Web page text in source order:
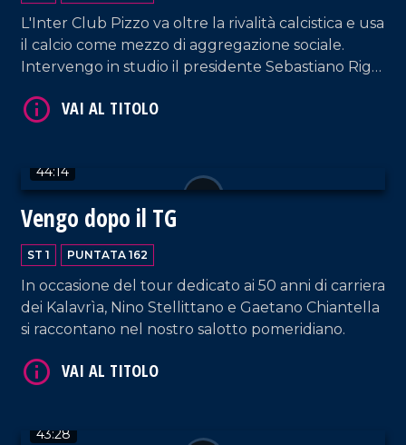
L'Inter Club Pizzo va oltre la rivalità calcistica e usa
il calcio come mezzo di aggregazione sociale.
Intervengo in studio il presidente Sebastiano Riga
settore dei bambini.
44:14
Vengo dopo il TG
ST 1 PUNTATA 162
In occasione del tour dedicato ai 50 anni di carriera
dei Kalavrìa, Nino Stellittano e Gaetano Chiantella
si raccontano nel nostro salotto pomeridiano.
43:28